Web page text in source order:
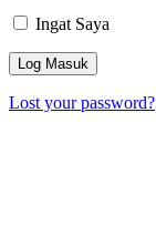
Ingat Saya
Lost your password?